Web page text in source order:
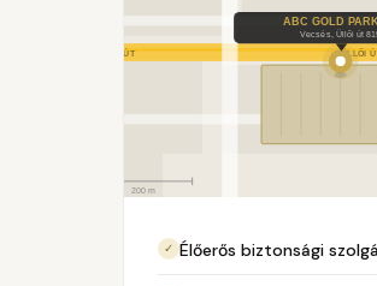
✓ Élőerős biztonsági